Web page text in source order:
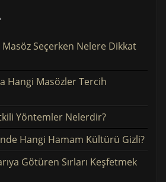
Masöz Seçerken Nelere Dikkat
Hangi Masözler Tercih
Yöntemler Nelerdir?
Hangi Hamam Kültürü Gizli?
Götüren Sırları Keşfetmek